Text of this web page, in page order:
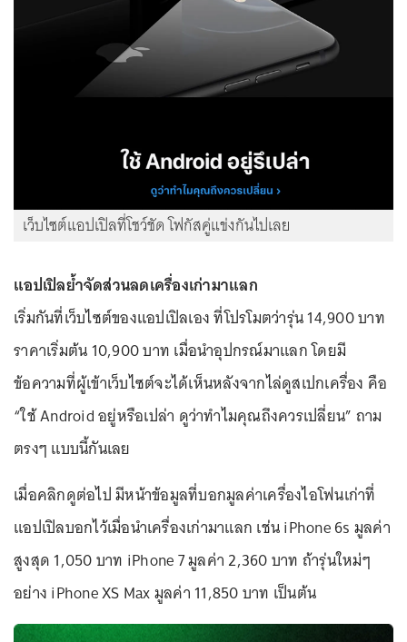
เว็บไซต์แอปเปิลที่โชว์ชัด โฟกัสคู่แข่งกันไปเลย
แอปเปิลย้ำจัดส่วนลดเครื่องเก่ามาแลก
เริ่มกันที่เว็บไซต์ของแอปเปิลเอง ที่โปรโมตว่ารุ่น 14,900 บาท
ราคาเริ่มต้น 10,900 บาท เมื่อนำอุปกรณ์มาแลก โดยมี
ข้อความที่ผู้เข้าเว็บไซต์จะได้เห็นหลังจากไล่ดูสเปกเครื่อง คือ
“ใช้ Android อยู่หรือเปล่า ดูว่าทำไมคุณถึงควรเปลี่ยน” ถาม
ตรงๆ แบบนี้กันเลย
เมื่อคลิกดูต่อไป มีหน้าข้อมูลที่บอกมูลค่าเครื่องไอโฟนเก่าที่
แอปเปิลบอกไว้เมื่อนำเครื่องเก่ามาแลก เช่น iPhone 6s มูลค่า
สูงสุด 1,050 บาท iPhone 7 มูลค่า 2,360 บาท ถ้ารุ่นใหม่ๆ
อย่าง iPhone XS Max มูลค่า 11,850 บาท เป็นต้น